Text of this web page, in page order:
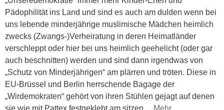
Pädophilität ins Land und sind es auch am dulden wenn bei
uns lebende minderjährige muslimische Mädchen heimlich
zwecks (Zwangs-)Verheiratung in deren Heimatländer
verschleppt oder hier bei uns heimlich geehelicht (oder gar
auch beschnitten) werden und sind dann irgendwas von
„Schutz von Minderjährigen“ am plärren und tröten. Diese in
EU-Brüssel und Berlin herrschende Bagage der
„Wirdemokraten“ gehört von ihren Stühlen gejagt auf denen